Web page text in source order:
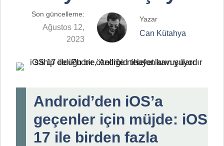
Son güncelleme:
Ağustos 12,
2023
Yazar
Can Kütahya
Android’den iOS’a
geçenler için müjde: iOS
17 ile birden fazla